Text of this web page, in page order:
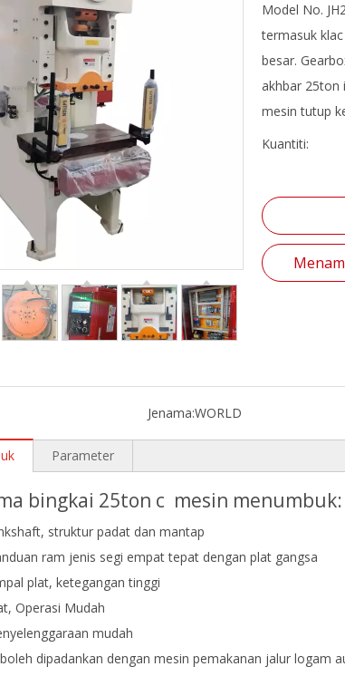
Model No.
termasuk
besar.
akhbar 25ton
mesin tutup
Kuantiti:
Jenama:WORLD
Parameter
bingkai 25ton c mesin menumbuk:
struktur padat dan mantap
ram jenis segi empat tepat dengan plat gangsa
plat, ketegangan tinggi
Operasi Mudah
mudah
dipadankan dengan mesin pemakanan jalur logam